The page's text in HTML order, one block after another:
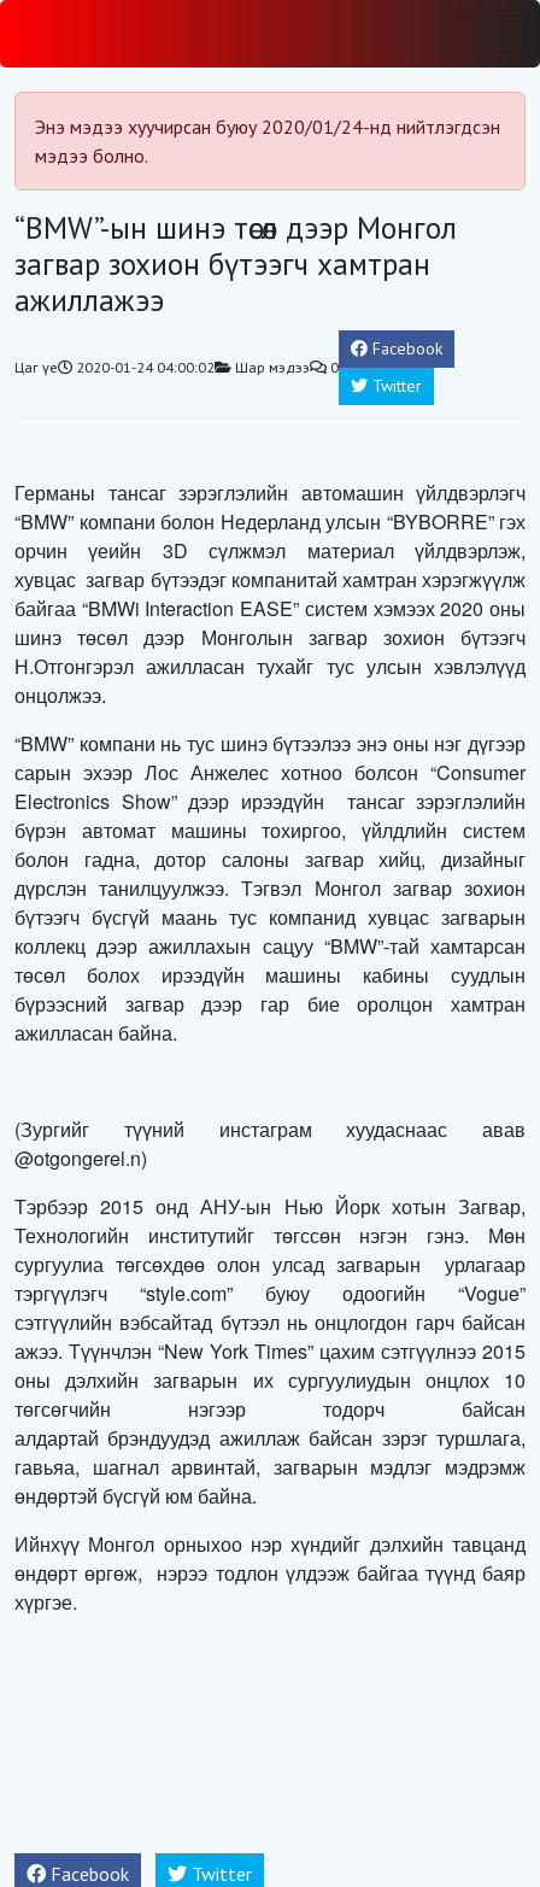
Энэ мэдээ хуучирсан буюу 2020/01/24-нд нийтлэгдсэн
мэдээ болно.
“BMW”-ын шинэ төсөл дээр Монгол
загвар зохион бүтээгч хамтран
ажиллажээ
Цаг үе 2020-01-24 04:00:02 Шар мэдээ 0
Facebook
Twitter
Германы тансаг зэрэглэлийн автомашин үйлдвэрлэгч
“BMW” компани болон Недерланд улсын “BYBORRE” гэх
орчин үеийн 3D сүлжмэл материал үйлдвэрлэж,
хувцас загвар бүтээдэг компанитай хамтран хэрэгжүүлж
байгаа “BMWi Interaction EASE” систем хэмээх 2020 оны
шинэ төсөл дээр Монголын загвар зохион бүтээгч
Н.Отгонгэрэл ажилласан тухайг тус улсын хэвлэлүүд
онцолжээ.
“BMW” компани нь тус шинэ бүтээлээ энэ оны нэг дүгээр
сарын эхээр Лос Анжелес хотноо болсон “Consumer
Electronics Show” дээр ирээдүйн тансаг зэрэглэлийн
бүрэн автомат машины тохиргоо, үйлдлийн систем
болон гадна, дотор салоны загвар хийц, дизайныг
дүрслэн танилцуулжээ. Тэгвэл Монгол загвар зохион
бүтээгч бүсгүй маань тус компанид хувцас загварын
коллекц дээр ажиллахын сацуу “BMW”-тай хамтарсан
төсөл болох ирээдүйн машины кабины суудлын
бүрээсний загвар дээр гар бие оролцон хамтран
ажилласан байна.
(Зургийг түүний инстаграм хуудаснаас авав
@otgongerel.n)
Тэрбээр 2015 онд АНУ-ын Нью Йорк хотын Загвар,
Технологийн институтийг төгссөн нэгэн гэнэ. Мөн
сургуулиа төгсөхдөө олон улсад загварын урлагаар
тэргүүлэгч “style.com” буюу одоогийн “Vogue”
сэтгүүлийн вэбсайтад бүтээл нь онцлогдон гарч байсан
ажээ. Түүнчлэн “New York Times” цахим сэтгүүлнээ 2015
оны дэлхийн загварын их сургуулиудын онцлох 10
төгсөгчийн нэгээр тодорч байсан
алдартай брэндуудэд ажиллаж байсан зэрэг туршлага,
гавьяа, шагнал арвинтай, загварын мэдлэг мэдрэмж
өндөртэй бүсгүй юм байна.
Ийнхүү Монгол орныхоо нэр хүндийг дэлхийн тавцанд
өндөрт өргөж, нэрээ тодлон үлдээж байгаа түүнд баяр
хүргэе.
Facebook Twitter